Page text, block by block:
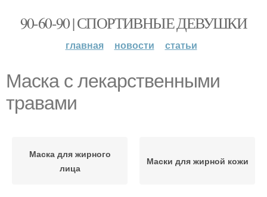
90-60-90 | СПОРТИВНЫЕ ДЕВУШКИ
главная новости статьи
Маска с лекарственными
травами
Маска для жирного
лица
Маски для жирной кожи